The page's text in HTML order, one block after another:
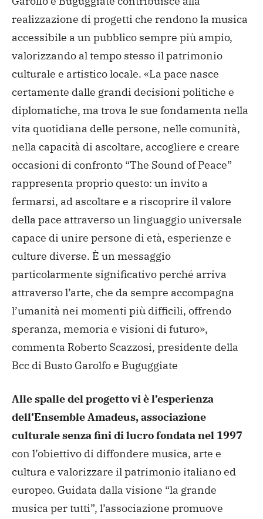
realizzazione di progetti che rendono la musica
accessibile a un pubblico sempre più ampio,
valorizzando al tempo stesso il patrimonio
culturale e artistico locale. «La pace nasce
certamente dalle grandi decisioni politiche e
diplomatiche, ma trova le sue fondamenta nella
vita quotidiana delle persone, nelle comunità,
nella capacità di ascoltare, accogliere e creare
occasioni di confronto “The Sound of Peace”
rappresenta proprio questo: un invito a
fermarsi, ad ascoltare e a riscoprire il valore
della pace attraverso un linguaggio universale
capace di unire persone di età, esperienze e
culture diverse. È un messaggio
particolarmente significativo perché arriva
attraverso l’arte, che da sempre accompagna
l’umanità nei momenti più difficili, offrendo
speranza, memoria e visioni di futuro»,
commenta Roberto Scazzosi, presidente della
Bcc di Busto Garolfo e Buguggiate
Alle spalle del progetto vi è l’esperienza
dell’Ensemble Amadeus, associazione
culturale senza fini di lucro fondata nel 1997
con l’obiettivo di diffondere musica, arte e
cultura e valorizzare il patrimonio italiano ed
europeo. Guidata dalla visione “la grande
musica per tutti”, l’associazione promuove